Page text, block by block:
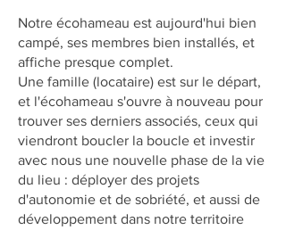
Notre écohameau est aujourd'hui bien
campé, ses membres bien installés, et
affiche presque complet.
Une famille (locataire) est sur le départ,
et l'écohameau s'ouvre à nouveau pour
trouver ses derniers associés, ceux qui
viendront boucler la boucle et investir
avec nous une nouvelle phase de la vie
du lieu : déployer des projets
d'autonomie et de sobriété, et aussi de
développement dans notre territoire